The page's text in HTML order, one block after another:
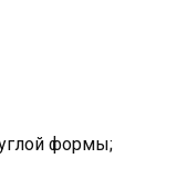
формы;